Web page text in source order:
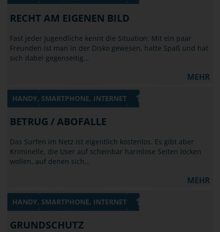
RECHT AM EIGENEN BILD
Fast jeder Jugendliche kennt die Situation: Mit ein paar
Freunden ist man in der Disko gewesen, hatte Spaß und hat
sich dabei gegenseitig…
MEHR
HANDY, SMARTPHONE, INTERNET
BETRUG / ABOFALLE
Das Surfen im Netz ist eigentlich kostenlos. Es gibt aber
Kriminelle, die User auf scheinbar harmlose Seiten locken
wollen, auf denen sich…
MEHR
HANDY, SMARTPHONE, INTERNET
GRUNDSCHUTZ